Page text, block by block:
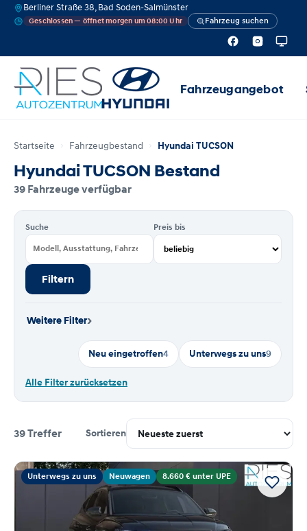
Berliner Straße 38, Bad Soden-Salmünster
Geschlossen — öffnet morgen um 08:00 Uhr Fahrzeug suchen
Fahrzeugangebot
Startseite Fahrzeugbestand Hyundai TUCSON
Hyundai TUCSON Bestand
39 Fahrzeuge verfügbar
Suche Preis bis
Filtern
Weitere Filter›
Neu eingetroffen4 Unterwegs zu uns9
Alle Filter zurücksetzen
39 Treffer Sortieren
Suchergebnisse
Unterwegs zu uns Neuwagen 8.660 € unter UPE